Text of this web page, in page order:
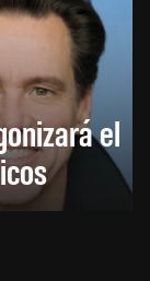
el